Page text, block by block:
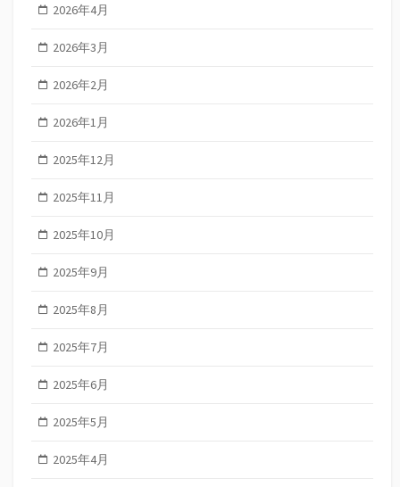
2026年4月
2026年3月
2026年2月
2026年1月
2025年12月
2025年11月
2025年10月
2025年9月
2025年8月
2025年7月
2025年6月
2025年5月
2025年4月